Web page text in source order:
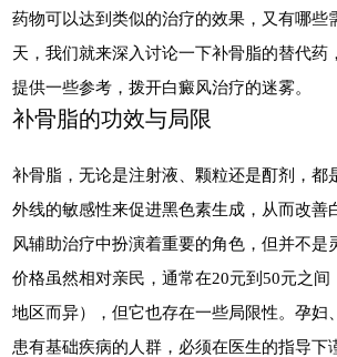
药物可以达到类似的治疗的效果，又有哪些
天，我们就来深入讨论一下补骨脂的替代药
提供一些参考，拨开白癜风治疗的迷雾。
补骨脂的功效与局限
补骨脂，无论是注射液、颗粒还是酊剂，都
外线的敏感性来促进黑色素生成，从而改善
风辅助治疗中扮演着重要的角色，但并不是
价格虽然相对亲民，通常在20元到50元之间
地区而异），但它也存在一些局限性。孕妇
患有基础疾病的人群，必须在医生的指导下